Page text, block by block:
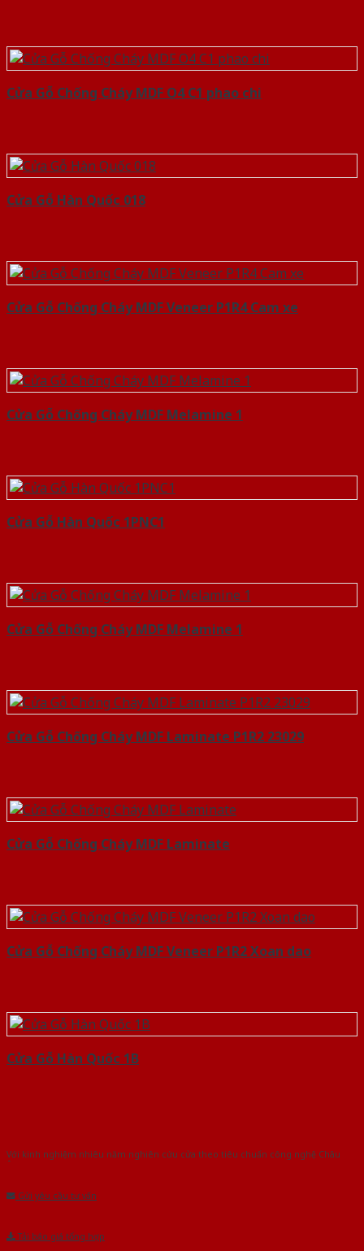
Cửa Gỗ Chống Cháy MDF O4 C1 phao chi
Cửa Gỗ Hàn Quốc 018
Cửa Gỗ Chống Cháy MDF Veneer P1R4 Cam xe
Cửa Gỗ Chống Cháy MDF Melamine 1
Cửa Gỗ Hàn Quốc 1PNC1
Cửa Gỗ Chống Cháy MDF Melamine 1
Cửa Gỗ Chống Cháy MDF Laminate P1R2 23029
Cửa Gỗ Chống Cháy MDF Laminate
Cửa Gỗ Chống Cháy MDF Veneer P1R2 Xoan dao
Cửa Gỗ Hàn Quốc 1B
Với kinh nghiệm nhiêu năm nghiên cứu cửa theo tiêu chuẩn công nghệ Châu
Gửi yêu cầu tư vấn
Tải báo giá tổng hợp